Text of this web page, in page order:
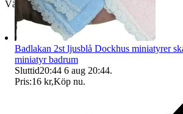
Välj till köparskydd
Badlakan 2st ljusblå Dockhus miniatyrer
miniatyr badrum
Sluttid20:44 6 aug 20:44.
Pris:16 kr,Köp nu.